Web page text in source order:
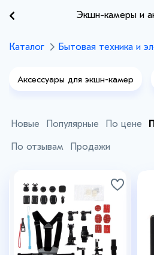
Экшн-камеры и
Каталог Бытовая техника и
Аксессуары для экшн-камер
Новые Популярные По цене
По отзывам Продажи
+8